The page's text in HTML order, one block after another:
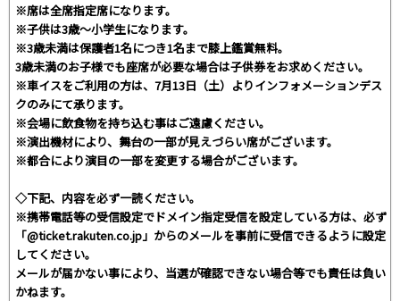
※席は全席指定席になります。
※子供は3歳～小学生になります。
※3歳未満は保護者1名につき1名まで膝上鑑賞無料。
3歳未満のお子様でも座席が必要な場合は子供券をお求めください。
※車イスをご利用の方は、7月13日（土）よりインフォメーションデス
クのみにて承ります。
※会場に飲食物を持ち込む事はご遠慮ください。
※演出機材により、舞台の一部が見えづらい席がございます。
※都合により演目の一部を変更する場合がございます。
◇下記、内容を必ず一読ください。
※携帯電話等の受信設定でドメイン指定受信を設定している方は、必ず
「@ticket.rakuten.co.jp」からのメールを事前に受信できるように設定
してください。
メールが届かない事により、当選が確認できない場合等でも責任は負い
かねます。